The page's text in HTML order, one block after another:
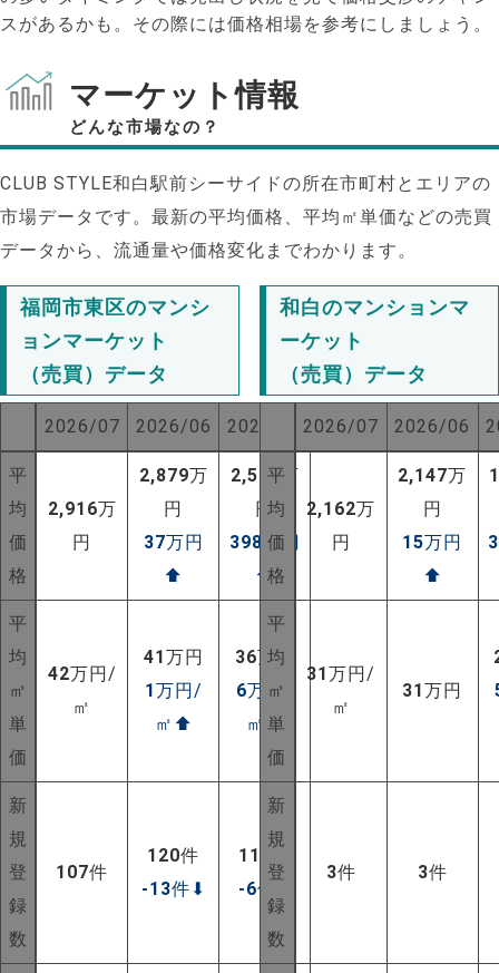
NEW!
スがあるかも。その際には価格相場を参考にしましょう。
マーケット情報
どんな市場なの？
CLUB STYLE和白駅前シーサイドの所在市町村とエリアの
市場データです。最新の平均価格、平均㎡単価などの売買
データから、流通量や価格変化までわかります。
福岡市東区のマンシ
ョンマーケット
（売買）データ
2026/07 2026/06 2025/07
平
均
価
格
2,916万
円
2,879万
円
37万円
⬆
2,518万
円
398 万円
⬆
平
均
㎡
単
価
42万円/
㎡
41万円
1万円/
㎡ ⬆
36万円
6万円/
㎡ ⬆
新
規
登
録
数
107件
120件
-13件 ⬇
113 件
-6件
和白のマンションマ
ーケット
（売買）データ
2026/07 2026/06
平
均
価
格
2,162万
円
2,147万
円
15万円
⬆
平
均
㎡
単
価
31万円/
㎡
31万円
新
規
登
録
数
3件 3件